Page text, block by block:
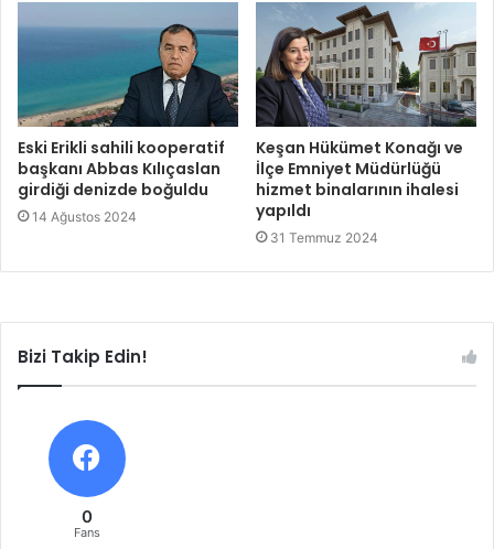
Eski Erikli sahili kooperatif
başkanı Abbas Kılıçaslan
girdiği denizde boğuldu
14 Ağustos 2024
Keşan Hükümet Konağı ve
İlçe Emniyet Müdürlüğü
hizmet binalarının ihalesi
yapıldı
31 Temmuz 2024
Bizi Takip Edin!
0
Fans